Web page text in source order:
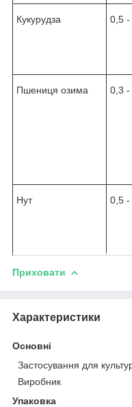
Кукурудза 0,5 -
Пшениця озима 0,3 -
Нут 0,5 -
Приховати
Характеристики
Основні
Застосування для
Виробник
Упаковка